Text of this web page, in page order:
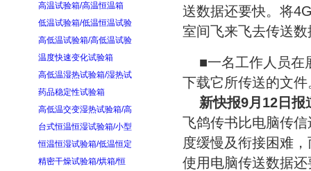
高温试验箱/高温恒温箱
低温试验箱/低温恒温试验
高低温试验箱/高低温试验
温度快速变化试验箱
高低温湿热试验箱/湿热试
药品稳定性试验箱
高低温交变湿热试验箱/高
台式恒温恒湿试验箱/小型
恒温恒湿试验箱/低温恒定
精密干燥试验箱/烘箱/恒
送数据还要快。将
室间飞来飞去传送
■一名工作人员在
下载它所传送的文
新快报9月12日报
飞鸽传书比电脑传
度缓慢及衔接困难
使用电脑传送数据还